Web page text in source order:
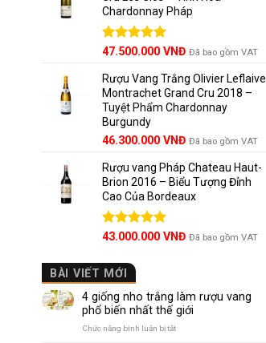
Chardonnay Pháp
Được xếp
5 sao
47.500.000 VNĐ Đã bao gồm VAT
Rượu Vang Trắng Olivier Leflaive
Montrachet Grand Cru 2018 –
Tuyệt Phẩm Chardonnay
Burgundy
46.300.000 VNĐ Đã bao gồm VAT
Rượu vang Pháp Chateau Haut-
Brion 2016 – Biểu Tượng Đỉnh
Cao Của Bordeaux
Được xếp
5 sao
43.000.000 VNĐ Đã bao gồm VAT
BÀI VIẾT MỚI
4 giống nho trắng làm rượu vang
phổ biến nhất thế giới
Chức năng bình luận bị tắtở